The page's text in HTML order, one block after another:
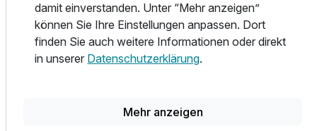
Küche, serviert das Restaurant auch Gerichte für spezielle
Ernährungsgewohnheiten und Diätgerichte.
Die Region des Kurzentrums ist ein Paradies für
der Hotelrezeption können Fahrräder kostenlos
damit einverstanden. Unter “Mehr anzeigen”
können Sie Ihre Einstellungen anpassen. Dort
finden Sie auch weitere Informationen oder direkt
in unserer Datenschutzerklärung.
Mehr anzeigen